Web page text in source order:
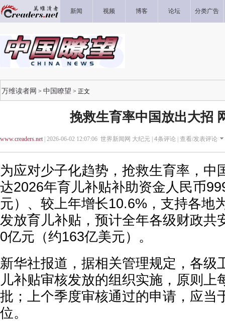
新闻 视频 博客 论坛 分类广告
万维读者网 > 中国瞭望 > 正文
挽救生育率中国放出大招
www.creaders.net| 2026-06-02 12:07:06 世界新闻网 大纪元 | 4条评论 | 查看/发表评论
为应对少子化趋势，抢救生育率，中
达2026年育儿补贴补助资金人民币
元）、较上年增长10.6%，支持各地
发放育儿补贴，预计全年各级财政共
0亿元（约163亿美元）。
新华社报道，据相关管理规定，各级
儿补贴审核发放的组织实施，原则上
批；上个季度审核通过的申请，应当
位。